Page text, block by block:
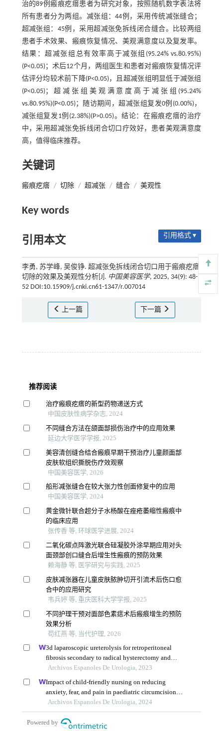
治的89例瘢痕疙瘩患者为研究对象，按照随机数字表法将
所有患者分为两组。减张组：44例，采用传统减张缝合；
超减张组：45例，采用超减张免拆线闭合缝合。比较两组
患者手术效果、瘢痕恢复情况、美观满意度以及复发率。
结果：超减张组总有效率高于减张组(95.24% vs.80.95%)
(P<0.05)；术后12个月，两组医生和患者对瘢痕恢复情况评
估评分均较术前下降(P<0.05)，且超减张组明显低于减张组
(P<0.05)；超减张组美观满意度高于减张组(95.24%
vs.80.95%)(P<0.05)；随访期间，超减张组复发0例(0.00%)，
减张组复发1例(2.38%)(P>0.05)。结论：在瘢痕疙瘩的治疗
中，采用超减张免拆线闭合切口疗效好，患者美观满意度
高，值得临床推荐。
关键词
瘢痕疙瘩 / 切除 / 超减张 / 缝合 / 美观性
Key words
引用本文 引用格式 ▾
李勇, 苏学峰, 吴俊铮. 超减张免拆线闭合切口用于瘢痕疙瘩
切除的效果及美观性分析[J]. 中国美容医学, 2025, 34(9): 48-
52 DOI:10.15909/j.cnki.cn61-1347/r.007014
上一篇 下一篇